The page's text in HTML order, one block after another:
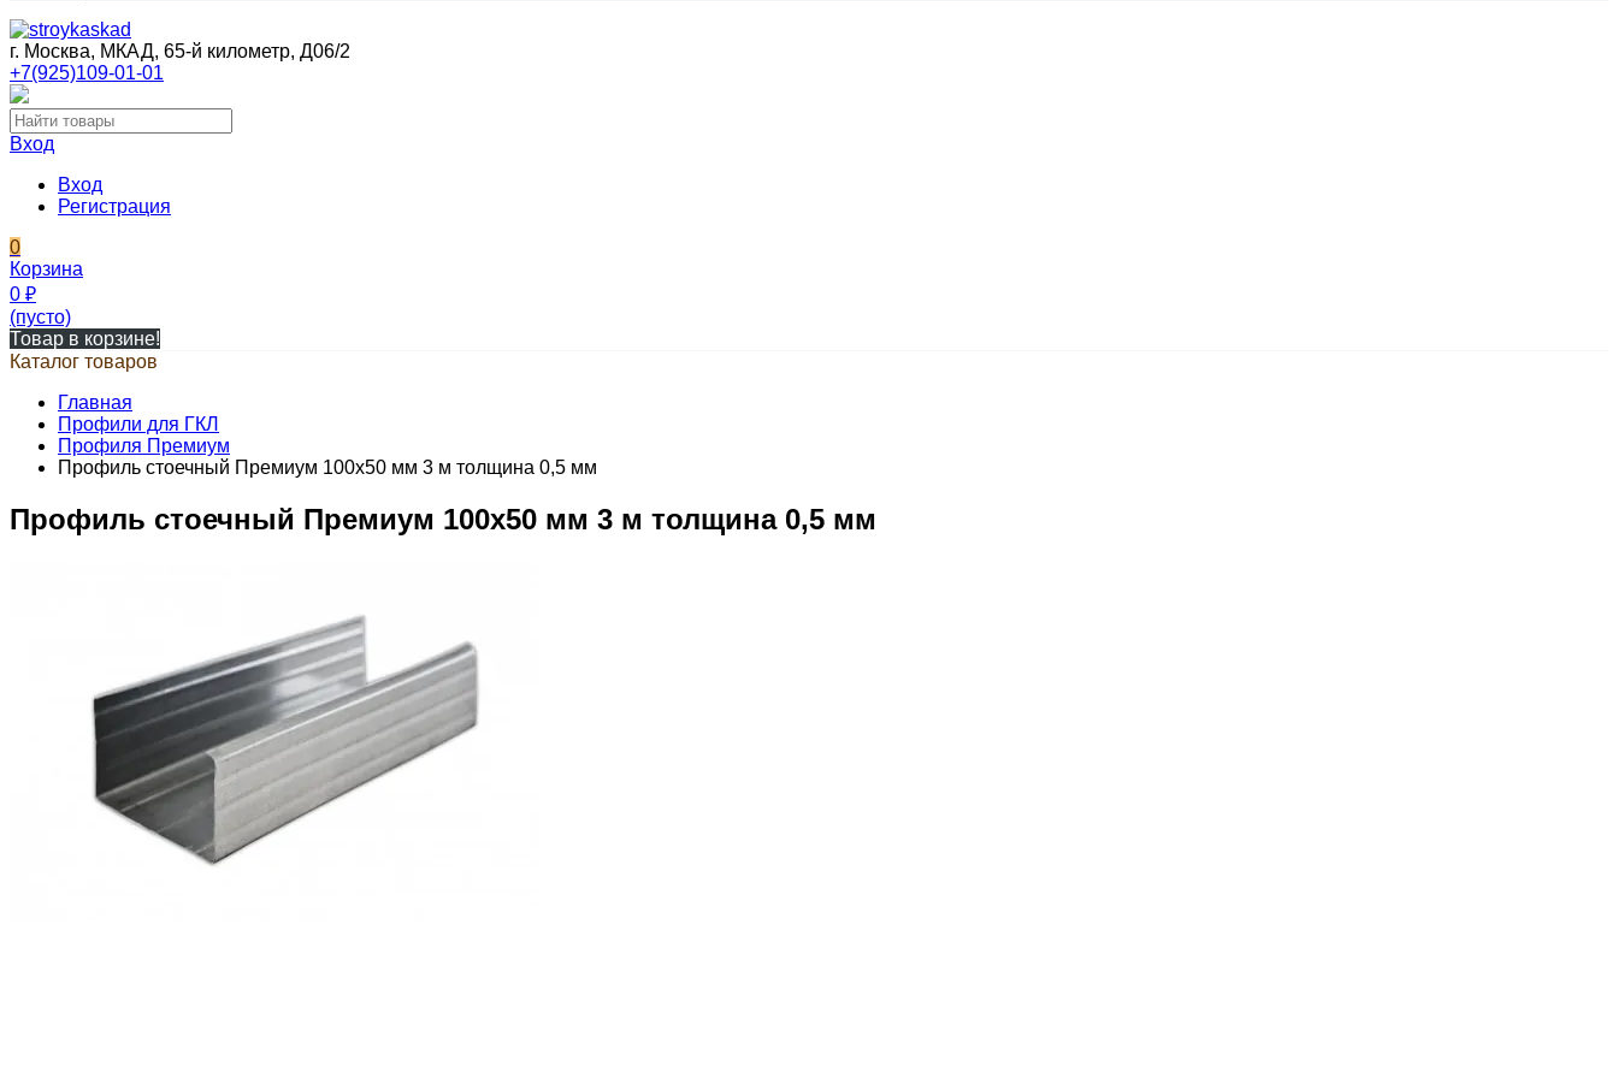
г. Москва, МКАД, 65-й километр, Д06/2
+7(925)109-01-01
Вход
Вход
Регистрация
0
Корзина
0 ₽
(пусто)
Товар в корзине!
Каталог товаров
Главная
Профили для ГКЛ
Профиля Премиум
Профиль стоечный Премиум 100х50 мм 3 м толщина 0,5 мм
Профиль стоечный Премиум 100х50 мм 3 м толщина 0,5 мм